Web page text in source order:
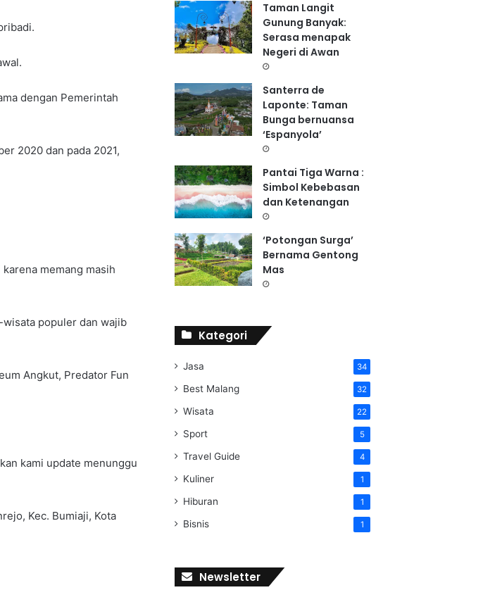
dengan Pemerintah
2020 dan pada 2021,
memang masih
populer dan wajib
Angkut, Predator Fun
kami update menunggu
Kec. Bumiaji, Kota
Taman Langit
Gunung Banyak:
Serasa menapak
Negeri di Awan
Santerra de
Laponte: Taman
Bunga bernuansa
‘Espanyola’
Pantai Tiga Warna :
Simbol Kebebasan
dan Ketenangan
‘Potongan Surga’
Bernama Gentong
Mas
Kategori
Jasa 34
Best Malang 32
Wisata 22
Sport 5
Travel Guide 4
Kuliner 1
Hiburan 1
Bisnis 1
Newsletter